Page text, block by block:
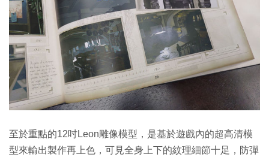
至於重點的12吋Leon雕像模型，是基於遊戲內的超高清模
型來輸出製作再上色，可見全身上下的紋理細節十足，防彈